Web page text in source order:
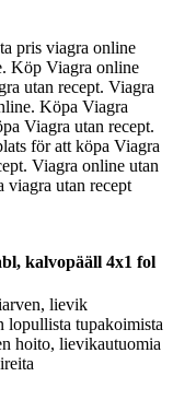
pris viagra online
Köp Viagra online
utan recept. Viagra
Köpa Viagra
Viagra utan recept.
för att köpa Viagra
Viagra online utan
viagra utan recept
kalvopääll 4x1 fol
lievik
lopullista tupakoimista
hoito, lievikautuomia